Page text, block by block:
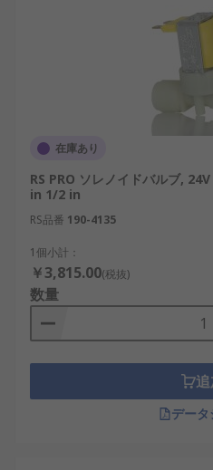
在庫あり
RS PRO ソレノイドバルブ,
in 1/2 in
RS品番 190-4135
1個小計：
￥3,815.00(税抜)
数量
データ